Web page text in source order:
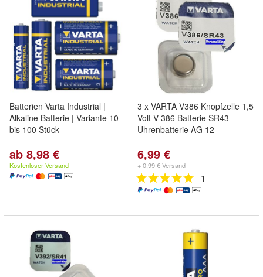
Batterien Varta Industrial |
Alkaline Batterie | Variante 10
bis 100 Stück
ab 8,98 €
Kostenloser Versand
3 x VARTA V386 Knopfzelle 1,5
Volt V 386 Batterie SR43
Uhrenbatterie AG 12
6,99 €
+ 0,99 € Versand
1